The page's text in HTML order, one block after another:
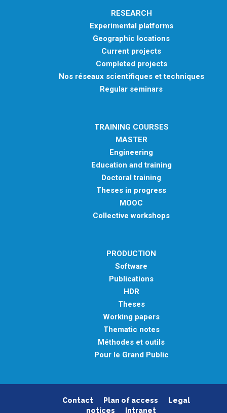
RESEARCH
Experimental platforms
Geographic locations
Current projects
Completed projects
Nos réseaux scientifiques et techniques
Regular seminars
TRAINING COURSES
MASTER
Engineering
Education and training
Doctoral training
Theses in progress
MOOC
Collective workshops
PRODUCTION
Software
Publications
HDR
Theses
Working papers
Thematic notes
Méthodes et outils
Pour le Grand Public
Contact Plan of access
Legal
notices
Intranet